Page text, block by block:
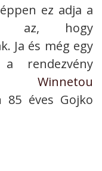
ez adja a
az, hogy
Ja és még egy
rendezvény
Winnetou
85 éves Gojko